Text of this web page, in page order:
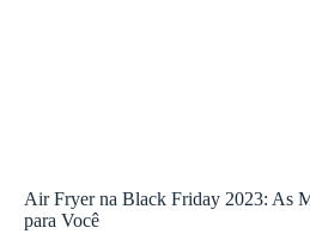
Air Fryer na Black Friday 2023: As
para Você